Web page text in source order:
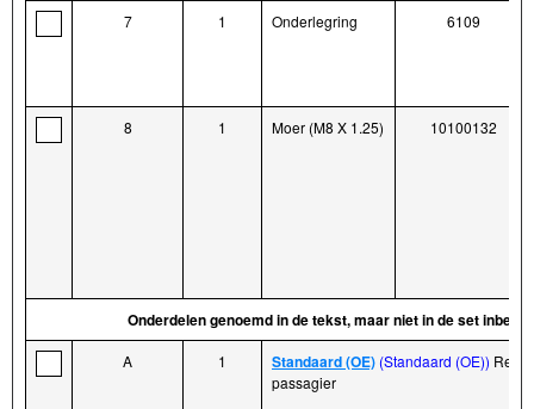
7 1 Onderlegring 6109
8 1 Moer (M8 X 1.25) 10100132
Onderdelen genoemd in de tekst, maar niet in de set
A 1 Standaard (OE) (Standaard (OE))
passagier